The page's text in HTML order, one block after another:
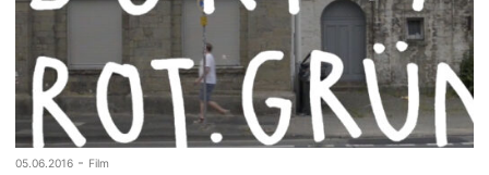
05.06.2016 - Film